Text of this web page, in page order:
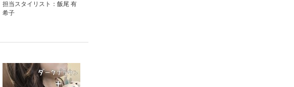
担当スタイリスト：飯尾 有
希子